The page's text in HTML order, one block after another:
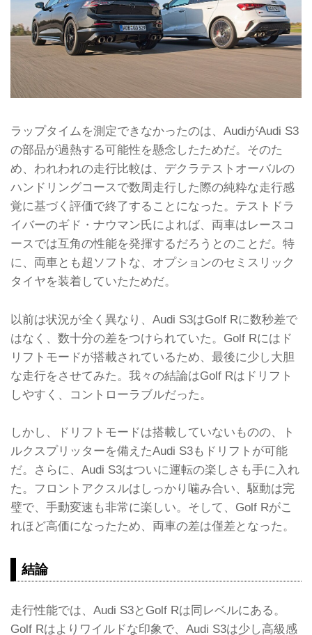
ラップタイムを測定できなかったのは、AudiがAudi S3
の部品が過熱する可能性を懸念したためだ。そのた
め、われわれの走行比較は、デクラテストオーバルの
ハンドリングコースで数周走行した際の純粋な走行感
覚に基づく評価で終了することになった。テストドラ
イバーのギド・ナウマン氏によれば、両車はレースコ
ースでは互角の性能を発揮するだろうとのことだ。特
に、両車とも超ソフトな、オプションのセミスリック
タイヤを装着していたためだ。
以前は状況が全く異なり、Audi S3はGolf Rに数秒差で
はなく、数十分の差をつけられていた。Golf Rにはド
リフトモードが搭載されているため、最後に少し大胆
な走行をさせてみた。我々の結論はGolf Rはドリフト
しやすく、コントローラブルだった。
しかし、ドリフトモードは搭載していないものの、ト
ルクスプリッターを備えたAudi S3もドリフトが可能
だ。さらに、Audi S3はついに運転の楽しさも手に入れ
た。フロントアクスルはしっかり噛み合い、駆動は完
璧で、手動変速も非常に楽しい。そして、Golf Rがこ
れほど高価になったため、両車の差は僅差となった。
結論
走行性能では、Audi S3とGolf Rは同レベルにある。
Golf Rはよりワイルドな印象で、Audi S3は少し高級感